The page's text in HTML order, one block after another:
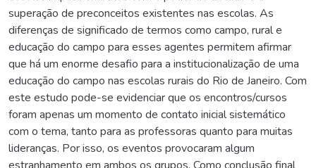
superação de preconceitos existentes nas escolas. As
diferenças de significado de termos como campo, rural e
educação do campo para esses agentes permitem afirmar
que há um enorme desafio para a institucionalização de uma
educação do campo nas escolas rurais do Rio de Janeiro. Com
este estudo pode-se evidenciar que os encontros/cursos
foram apenas um momento de contato inicial sistemático
com o tema, tanto para as professoras quanto para muitas
lideranças. Por isso, os eventos provocaram algum